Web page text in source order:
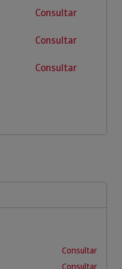
Consultar
Consultar
Consultar
Consultar